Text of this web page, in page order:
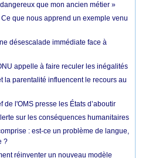
que mon ancien métier »
que nous apprend un exemple venu
désescalade immédiate face à
appelle à faire reculer les inégalités
la parentalité influencent le recours au
l'OMS presse les États d’aboutir
sur les conséquences humanitaires
: est-ce un problème de langue,
?
réinventer un nouveau modèle